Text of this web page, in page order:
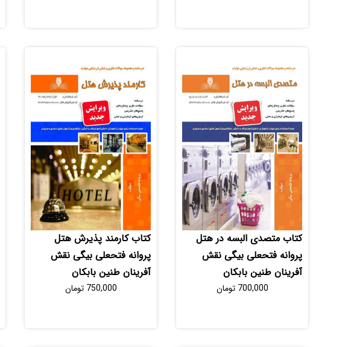
کتاب متصدی البسه در هتل
پروانه فتحعلی بیگی نقش
آفرینان طنین بابکان
700,000 تومان
کتاب کارمند پذیرش هتل
پروانه فتحعلی بیگی نقش
آفرینان طنین بابکان
750,000 تومان